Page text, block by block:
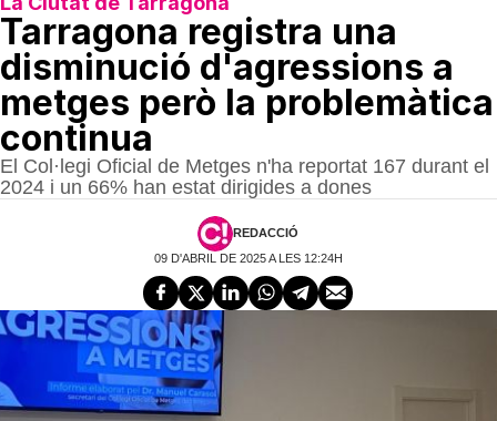
Tarragona registra una
disminució d'agressions a
metges però la problemàtica
continua
El Col·legi Oficial de Metges n'ha reportat 167 durant el
2024 i un 66% han estat dirigides a dones
REDACCIÓ
09 D'ABRIL DE 2025 A LES 12:24H